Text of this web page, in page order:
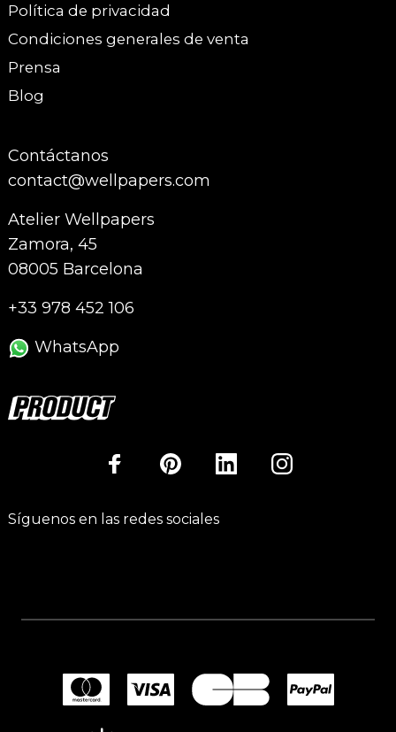
Política de privacidad
Condiciones generales de venta
Prensa
Blog
Contáctanos
contact@wellpapers.com
Atelier Wellpapers
Zamora, 45
08005 Barcelona
+33 978 452 106
WhatsApp
Síguenos en las redes sociales